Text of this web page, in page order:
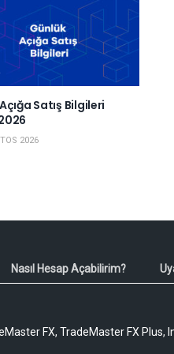
Satış Bilgileri
2026
Nasıl Hesap Açabilirim?
FX, TradeMaster FX Plus,